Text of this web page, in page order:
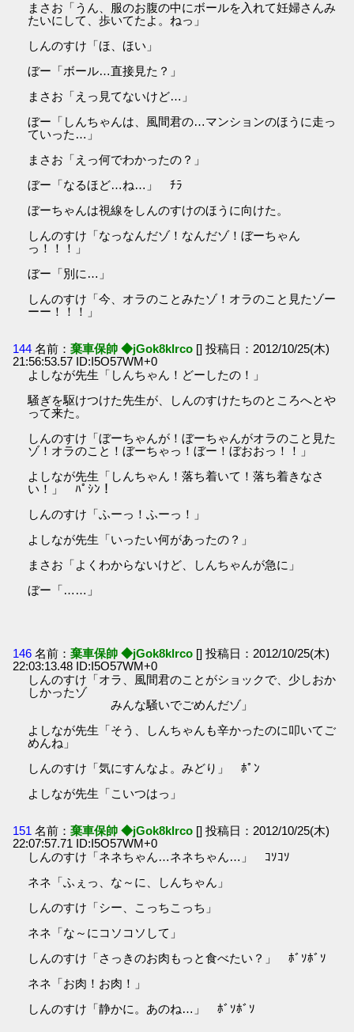
まさお「うん、服のお腹の中にボールを入れて妊婦さんみ
たいにして、歩いてたよ。ねっ」
しんのすけ「ほ、ほい」
ぼー「ボール…直接見た？」
まさお「えっ見てないけど…」
ぼー「しんちゃんは、風間君の…マンションのほうに走っ
ていった…」
まさお「えっ何でわかったの？」
ぼー「なるほど…ね…」 ﾁﾗ
ぼーちゃんは視線をしんのすけのほうに向けた。
しんのすけ「なっなんだゾ！なんだゾ！ぼーちゃん
っ！！！」
ぼー「別に…」
しんのすけ「今、オラのことみたゾ！オラのこと見たゾー
ーー！！！」
144 名前：棄車保帥 ◆jGok8klrco [] 投稿日：2012/10/25(木)
21:56:53.57 ID:I5O57WM+0
よしなが先生「しんちゃん！どーしたの！」
騒ぎを駆けつけた先生が、しんのすけたちのところへとや
って来た。
しんのすけ「ぼーちゃんが！ぼーちゃんがオラのこと見た
ゾ！オラのこと！ぼーちゃっ！ぼー！ぼおおっ！！」
よしなが先生「しんちゃん！落ち着いて！落ち着きなさ
い！」 ﾊﾟｼﾝ！
しんのすけ「ふーっ！ふーっ！」
よしなが先生「いったい何があったの？」
まさお「よくわからないけど、しんちゃんが急に」
ぼー「……」
146 名前：棄車保帥 ◆jGok8klrco [] 投稿日：2012/10/25(木)
22:03:13.48 ID:I5O57WM+0
しんのすけ「オラ、風間君のことがショックで、少しおか
しかったゾ
みんな騒いでごめんだゾ」
よしなが先生「そう、しんちゃんも辛かったのに叩いてご
めんね」
しんのすけ「気にすんなよ。みどり」 ﾎﾟﾝ
よしなが先生「こいつはっ」
151 名前：棄車保帥 ◆jGok8klrco [] 投稿日：2012/10/25(木)
22:07:57.71 ID:I5O57WM+0
しんのすけ「ネネちゃん…ネネちゃん…」 ｺｿｺｿ
ネネ「ふぇっ、な～に、しんちゃん」
しんのすけ「シー、こっちこっち」
ネネ「な～にコソコソして」
しんのすけ「さっきのお肉もっと食べたい？」 ﾎﾞｿﾎﾞｿ
ネネ「お肉！お肉！」
しんのすけ「静かに。あのね…」 ﾎﾞｿﾎﾞｿ